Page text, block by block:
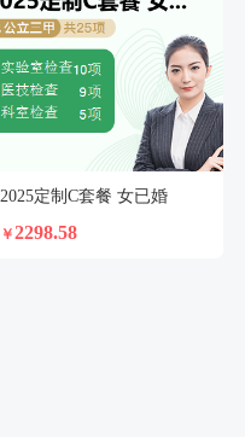
2025定制C套餐 女已婚
￥2298.58